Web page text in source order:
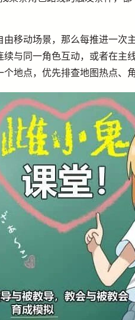
移动场景，那么每推进一
与同一角色互动，或者在
地点，优先排查地图热点、